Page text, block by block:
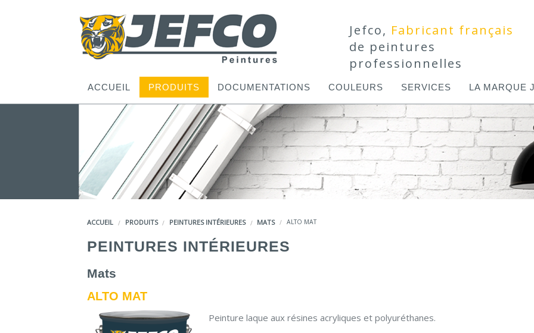
Jefco, Fabricant français
de peintures
professionnelles
ACCUEIL PRODUITS DOCUMENTATIONS COULEURS SERVICES LA MARQUE
ACCUEIL PRODUITS PEINTURES INTÉRIEURES MATS ALTO MAT
PEINTURES INTÉRIEURES
Mats
ALTO MAT
Peinture laque aux résines acryliques et polyuréthanes.